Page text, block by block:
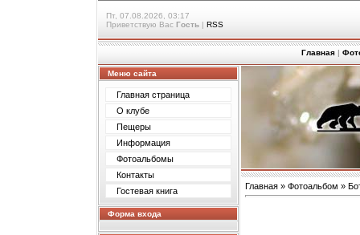
Пт, 07.08.2026, 03:17
Приветствую Вас Гость | RSS
Главная |
Меню сайта
Главная страница
О клубе
Пещеры
Информация
Фотоальбомы
Контакты
Гостевая книга
Форма входа
Главная » Фотоальбом »